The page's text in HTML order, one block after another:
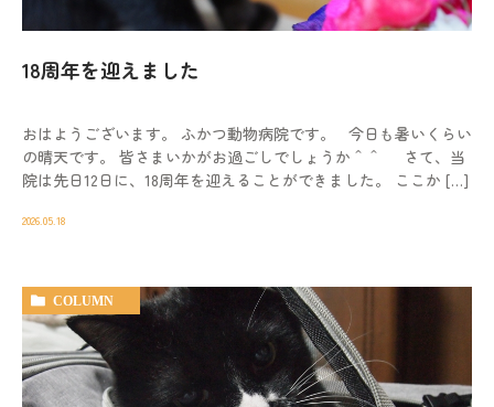
18周年を迎えました
おはようございます。 ふかつ動物病院です。 今日も暑いくらい
の晴天です。 皆さまいかがお過ごしでしょうか＾＾ さて、当
院は先日12日に、18周年を迎えることができました。 ここか […]
2026.05.18
COLUMN